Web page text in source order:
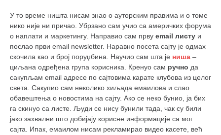
У то време ништа нисам знао о ауторским правима и о томе
нико није ни причао. Убрзано сам учио са америчких форума
о наплати и маркетингу. Направио сам прву email листу и
послао први email newsletter. Наравно посета сајту је одмах
скочила као и број поруџбина. Научио сам шта је ниша –
циљана одређена група корисника. Кренуо сам ручно да
сакупљам email адресе по сајтовима карате клубова из целог
света. Сакупио сам неколико хиљада емаилова и слао
обавештења о новостима на сајту. Ако се неко бунио, ја бих
га скинуо са листе. Људи се нису бунили тада, чак су били
јако захвални што добијају корисне информације са мог
сајта. Ипак, емаилом нисам рекламирао видео касете, већ